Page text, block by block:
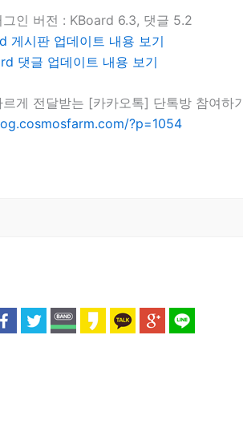
그인 버전 : KBoard 6.3, 댓글 5.2
게시판 업데이트 내용 보기
댓글 업데이트 내용 보기
게 전달받는 [카카오톡] 단톡방 참여하
?p=1054